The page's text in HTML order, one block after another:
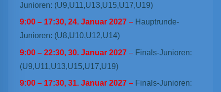
Junioren: (U9,U11,U13,U15,U17,U19)
9:00 – 17:30, 24. Januar 2027 – Hauptrunde-
Junioren: (U8,U10,U12,U14)
9:00 – 22:30, 30. Januar 2027 – Finals-Junioren:
(U9,U11,U13,U15,U17,U19)
9:00 – 17:30, 31. Januar 2027 – Finals-Junioren: